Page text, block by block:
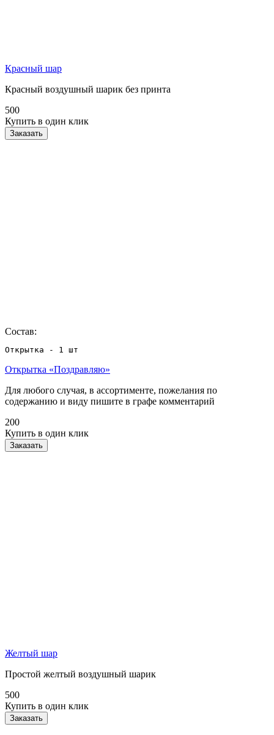
Красный шар
Красный воздушный шарик без принта
500
Купить в один клик
Заказать
Состав:
Открытка «Поздравляю»
Для любого случая, в ассортименте, пожелания по
содержанию и виду пишите в графе комментарий
200
Купить в один клик
Заказать
Желтый шар
Простой желтый воздушный шарик
500
Купить в один клик
Заказать